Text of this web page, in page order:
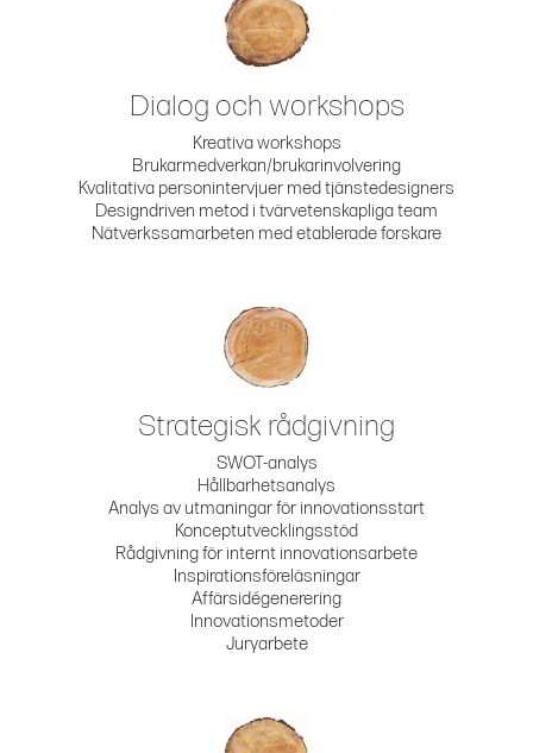
Dialog och workshops
Kreativa workshops
Brukarmedverkan/brukarinvolvering
Kvalitativa personintervjuer med tjänstedesigners
Designdriven metod i tvärvetenskapliga team
Nätverkssamarbeten med etablerade forskare
Strategisk rådgivning
SWOT-analys
Hållbarhetsanalys
Analys av utmaningar för innovationsstart
Konceptutvecklingsstöd
Rådgivning för internt innovationsarbete
Inspirationsföreläsningar
Affärsidégenerering
Innovationsmetoder
Juryarbete